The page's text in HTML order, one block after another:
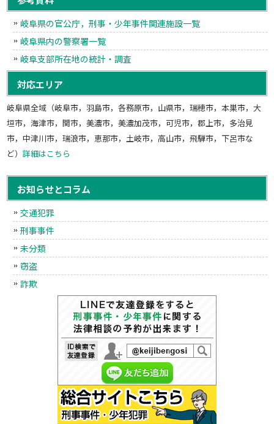
岐阜県の官公庁，刑事・少年事件関連施設一覧
岐阜県内の警察署一覧
岐阜支部所在地の統計・調査
対応エリア
岐阜県全域（岐阜市，羽島市，各務原市，山県市，瑞穂市，本巣市，大
垣市，海津市，関市，美濃市，美濃加茂市，可児市，郡上市，多治見
市，中津川市，瑞浪市，恵那市，土岐市，高山市，飛騨市，下呂市な
ど）詳細はこちら
お知らせとコラム
交通犯罪
刑事事件
未分類
窃盗
詐欺